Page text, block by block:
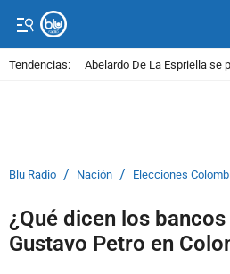
Tendencias: Abelardo De La Espriella se
Blu Radio / Nación / Elecciones
¿Qué dicen los
Gustavo Petro en